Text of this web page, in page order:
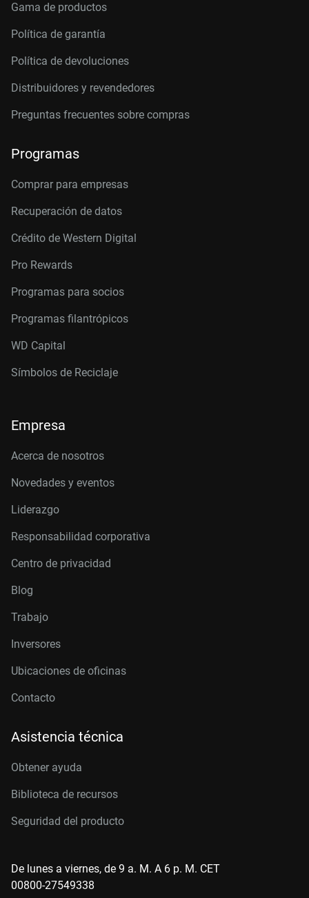
Gama de productos
Política de garantía
Política de devoluciones
Distribuidores y revendedores
Preguntas frecuentes sobre compras
Programas
Comprar para empresas
Recuperación de datos
Crédito de Western Digital
Pro Rewards
Programas para socios
Programas filantrópicos
WD Capital
Símbolos de Reciclaje
Empresa
Acerca de nosotros
Novedades y eventos
Liderazgo
Responsabilidad corporativa
Centro de privacidad
Blog
Trabajo
Inversores
Ubicaciones de oficinas
Contacto
Asistencia técnica
Obtener ayuda
Biblioteca de recursos
Seguridad del producto
De lunes a viernes, de 9 a. M. A 6 p. M. CET
00800-27549338